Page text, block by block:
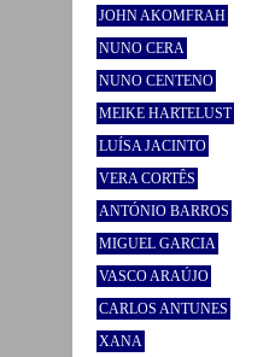
JOHN AKOMFRAH
NUNO CERA
NUNO CENTENO
MEIKE HARTELUST
LUÍSA JACINTO
VERA CORTÊS
ANTÓNIO BARROS
MIGUEL GARCIA
VASCO ARAÚJO
CARLOS ANTUNES
XANA